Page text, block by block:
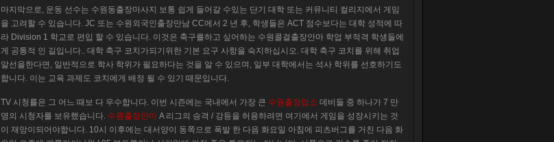
마지막으로, 운동 선수는 수원동출장마사지 보통 쉽게 들어갈 수있는 단기 대학 또는 커뮤니티 컬리지에서 게임
을 고려할 수 있습니다. JC 또는 수원외국인출장만남 CC에서 2 년 후, 학생들은 ACT 점수보다는 대학 성적에 따
라 Division 1 학교로 편입 할 수 있습니다. 이것은 축구를하고 싶어하는 수원콜걸출장안마 학업 부적격 학생들에
게 공통적 인 길입니다.. 대학 축구 코치가되기위한 기본 요구 사항을 숙지하십시오. 대학 축구 코치를 위해 취업
알선을한다면, 일반적으로 학사 학위가 필요하다는 것을 알 수 있으며, 일부 대학에서는 석사 학위를 선호하기도
합니다. 이는 교육 과제도 코치에게 배정 될 수 있기 때문입니다.
TV 시청률은 그 어느 때보 다 우수합니다. 이번 시즌에는 국내에서 가장 큰 수원출장업소 데비들 중 하나가 7 만
명의 시청자를 보유했습니다. 수원출장안마 A 리그의 승격 / 강등을 허용하려면 여기에서 게임을 성장시키는 것
이 재앙이되어야합니다. 10시 이후에는 대서양이 동쪽으로 폭발 한 다음 화요일 아침에 피츠버그를 거친 다음 화